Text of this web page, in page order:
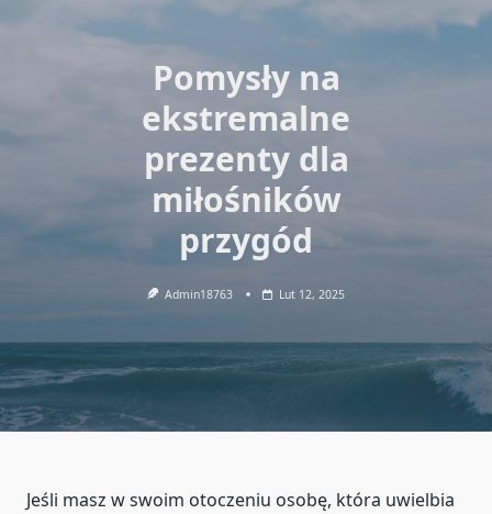
Pomysły na
ekstremalne
prezenty dla
miłośników
przygód
Admin18763 Lut 12, 2025
Jeśli masz w swoim otoczeniu osobę, która uwielbia